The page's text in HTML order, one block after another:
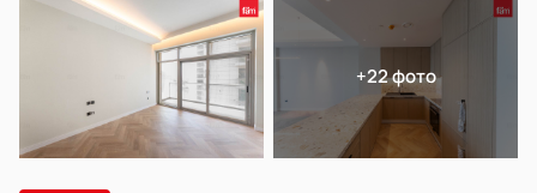
+22 фото